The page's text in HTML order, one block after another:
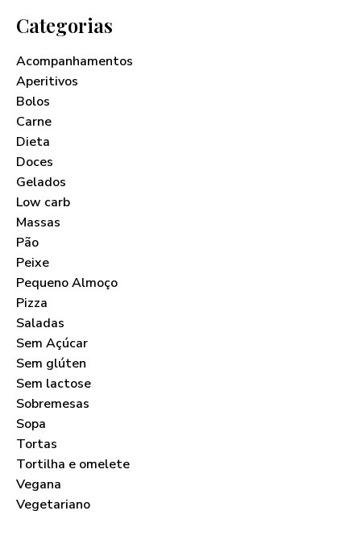
Categorias
Acompanhamentos
Aperitivos
Bolos
Carne
Dieta
Doces
Gelados
Low carb
Massas
Pão
Peixe
Pequeno Almoço
Pizza
Saladas
Sem Açúcar
Sem glúten
Sem lactose
Sobremesas
Sopa
Tortas
Tortilha e omelete
Vegana
Vegetariano